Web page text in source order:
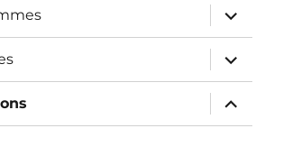
ouvrir
le
sous-
menu
ouvrir
le
sous-
menu
ouvrir
le
sous-